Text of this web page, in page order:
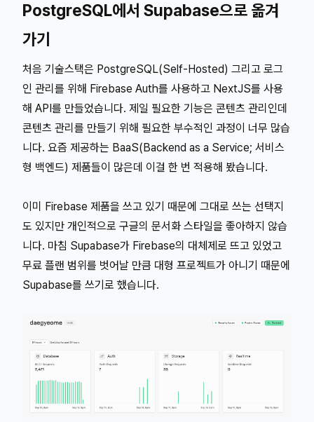
PostgreSQL에서 Supabase으로 옮겨
가기
처음 기술스택은 PostgreSQL(Self-Hosted) 그리고 로그
인 관리를 위해 Firebase Auth를 사용하고 NextJS를 사용
해 API를 만들었습니다. 제일 필요한 기능은 콘텐츠 관리인데
콘텐츠 관리를 만들기 위해 필요한 부수적인 과정이 너무 많습
니다. 요즘 제공하는 BaaS(Backend as a Service; 서비스
형 백엔드) 제품들이 많은데 이걸 한 번 적용해 봤습니다.
이미 Firebase 제품을 쓰고 있기 때문에 그대로 쓰는 선택지
도 있지만 개인적으로 구글의 문서화 스타일을 좋아하지 않습
니다. 마침 Supabase가 Firebase의 대체제로 뜨고 있었고
무료 플랜 범위를 벗어날 만큼 대형 프로젝트가 아니기 때문에
Supabase를 쓰기로 했습니다.